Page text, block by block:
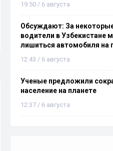
19:50 / 6 августа
Обсуждают: За
водители в Узбекистане
лишиться автомобиля на
12:43 / 6 августа
Ученые предложили
население на планете
12:37 / 6 августа